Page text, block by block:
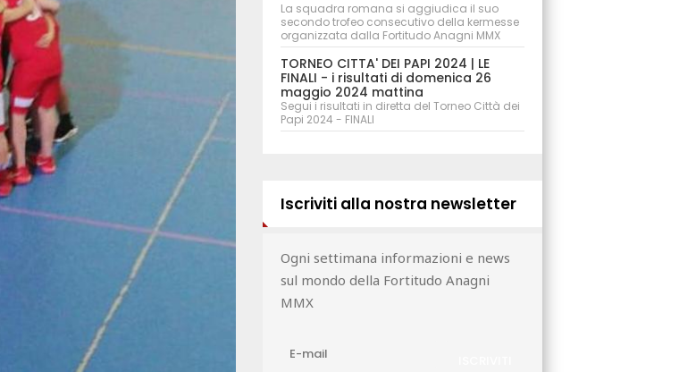
La squadra romana si aggiudica il suo
secondo trofeo consecutivo della kermesse
organizzata dalla Fortitudo Anagni MMX
TORNEO CITTA' DEI PAPI 2024 | LE
FINALI - i risultati di domenica 26
maggio 2024 mattina
Segui i risultati in diretta del Torneo Città dei
Papi 2024 - FINALI
Iscriviti alla nostra newsletter
Ogni settimana informazioni e news
sul mondo della Fortitudo Anagni
MMX